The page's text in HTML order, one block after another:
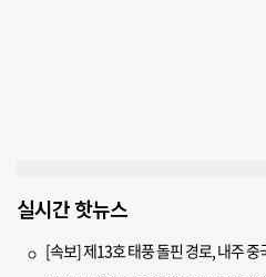
실시간 핫뉴스
[속보] 제13호 태풍 돌핀 경로, 내주